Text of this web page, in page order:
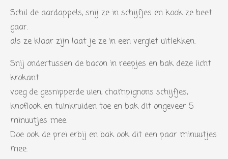
t
e
r
r
e
n
Schil de aardappels, snij ze in schijfjes en kook ze beet
gaar.
als ze klaar zijn laat je ze in een vergiet uitlekken.
Snij ondertussen de bacon in reepjes en bak deze licht
krokant.
voeg de gesnipperde uien, champignons schijfjes,
knoflook en tuinkruiden toe en bak dit ongeveer 5
minuutjes mee.
Doe ook de prei erbij en bak ook dit een paar minuutjes
mee.